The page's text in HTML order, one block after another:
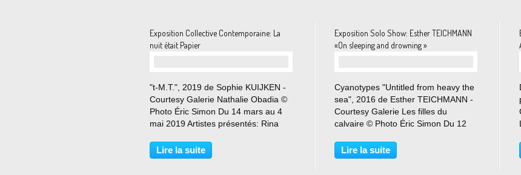
Exposition Collective Contemporaine: La
nuit était Papier
"t-M.T.", 2019 de Sophie KUIJKEN -
Courtesy Galerie Nathalie Obadia ©
Photo Éric Simon Du 14 mars au 4
mai 2019 Artistes présentés: Rina
Benzaken, Josep Grau-Garriga,
Shirley Jaffe Estate, Sophie Kuijken,
Lire la suite
Exposition Solo Show: Esther TEICHMANN
«On sleeping and drowning »
Cyanotypes "Untitled from heavy the
sea", 2016 de Esther TEICHMANN -
Courtesy Galerie Les filles du
calvaire © Photo Éric Simon Du 12
filles du calvaire annonce l’exposition
« On Sleeping and Drowning »
Lire la suite